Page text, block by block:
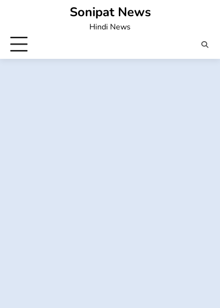
Sonipat News
Hindi News